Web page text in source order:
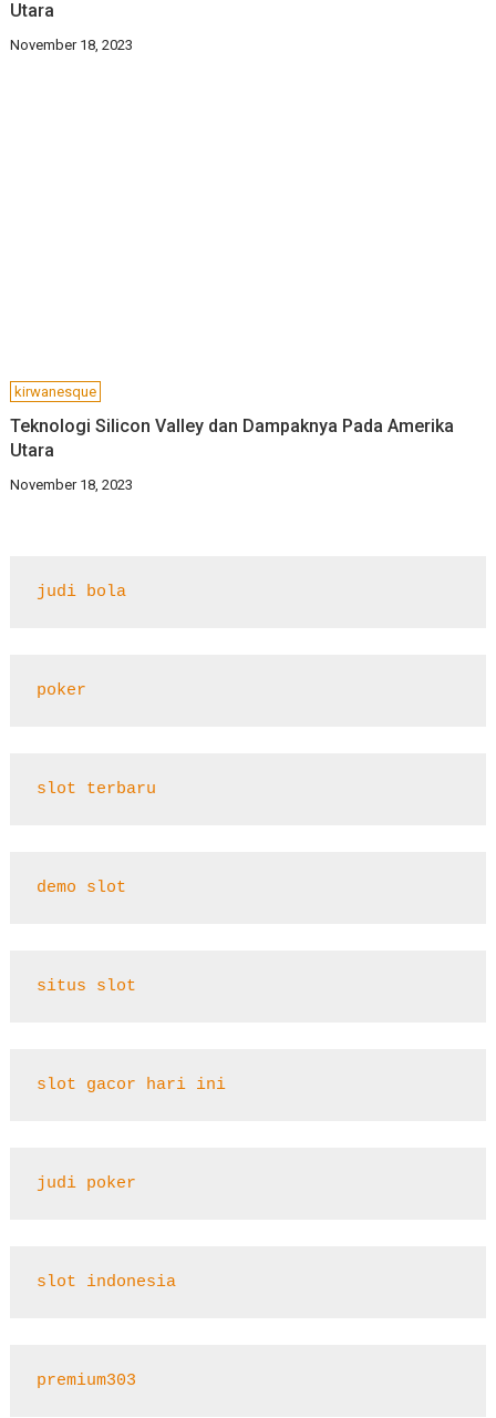
Utara
November 18, 2023
kirwanesque
Teknologi Silicon Valley dan Dampaknya Pada Amerika
Utara
November 18, 2023
judi bola
poker
slot terbaru
demo slot
situs slot
slot gacor hari ini
judi poker
slot indonesia
premium303